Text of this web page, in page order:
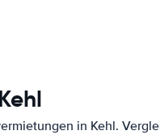
in Kehl.